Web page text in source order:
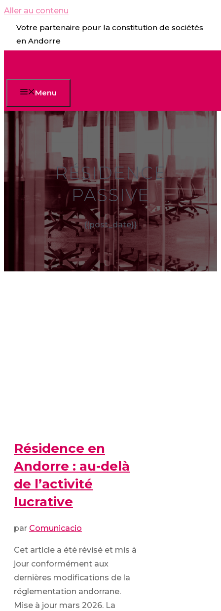
Aller au contenu
Votre partenaire pour la constitution de sociétés
en Andorre
Menu
RÉSIDENCE
PASSIVE
{{post_date}}
Résidence en
Andorre : au-delà
de l’activité
lucrative
par Comunicacio
Cet article a été révisé et mis à
jour conformément aux
dernières modifications de la
réglementation andorrane.
Mise à jour mars 2026. La